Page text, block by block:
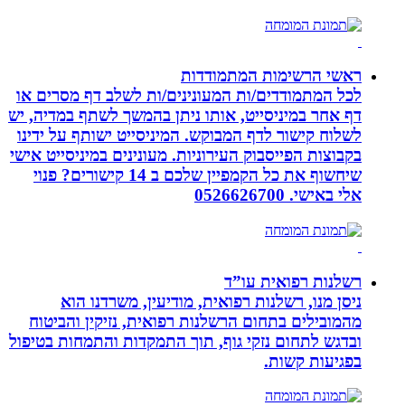
ראשי הרשימות המתמודדות
לכל המתמודדים/ות המעונינים/ות לשלב דף מסרים או
דף אחר במיניסייט, אותו ניתן בהמשך לשתף במדיה, יש
לשלוח קישור לדף המבוקש. המיניסייט ישותף על ידינו
בקבוצות הפייסבוק העירוניות. מעונינים במיניסייט אישי
שיחשוף את כל הקמפיין שלכם ב 14 קישורים? פנוי
אלי באישי. 0526626700
רשלנות רפואית עו”ד
ניסן מנו, רשלנות רפואית, מודיעין, משרדנו הוא
מהמובילים בתחום הרשלנות רפואית, נזיקין והביטוח
ובדגש לתחום נזקי גוף, תוך התמקדות והתמחות בטיפול
בפגיעות קשות.